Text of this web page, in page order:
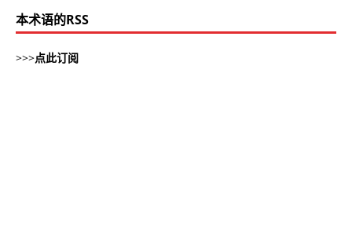
本术语的RSS
>>>点此订阅